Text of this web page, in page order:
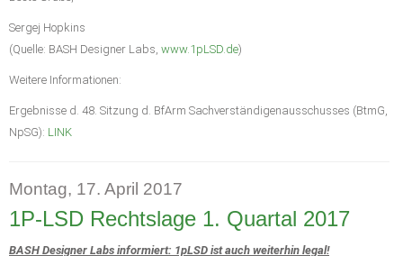
Sergej Hopkins
(Quelle: BASH Designer Labs, www.1pLSD.de)
Weitere Informationen:
Ergebnisse d. 48. Sitzung d. BfArm Sachverständigenausschusses (BtmG,
NpSG): LINK
Montag, 17. April 2017
1P-LSD Rechtslage 1. Quartal 2017
BASH Designer Labs informiert: 1pLSD ist auch weiterhin legal!